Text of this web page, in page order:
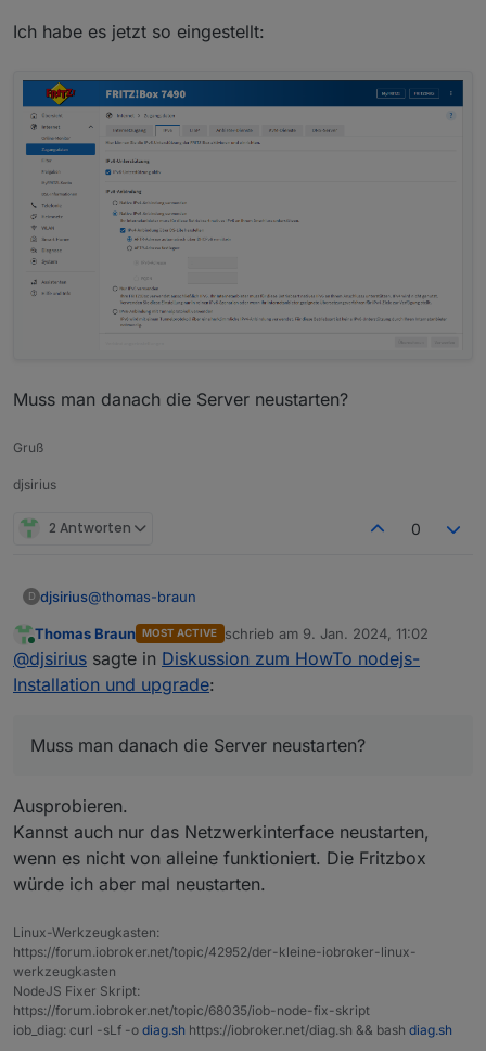
genau das, was du jetzt beobachtest:
weil es da kein Routing hin gibt.
Ich habe es jetzt so eingestellt:
Muss man danach die Server neustarten?
Gruß
djsirius
2 Antworten 0
D djsirius@thomas-braun
Ich habe es jetzt so eingestellt:
Muss man danach die Server neustarten?
Online
Thomas Braun MOST ACTIVE schrieb am 9. Jan. 2024, 11:02
zuletzt editiert von
@djsirius sagte in Diskussion zum HowTo nodejs-
Installation und upgrade:
Muss man danach die Server neustarten?
Ausprobieren.
Kannst auch nur das Netzwerkinterface neustarten,
wenn es nicht von alleine funktioniert. Die Fritzbox
würde ich aber mal neustarten.
Linux-Werkzeugkasten:
https://forum.iobroker.net/topic/42952/der-kleine-iobroker-linux-
werkzeugkasten
NodeJS Fixer Skript:
https://forum.iobroker.net/topic/68035/iob-node-fix-skript
iob_diag: curl -sLf -o diag.sh https://iobroker.net/diag.sh && bash diag.sh